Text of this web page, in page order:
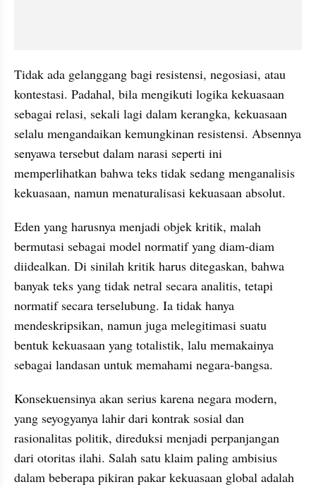
Tidak ada gelanggang bagi resistensi, negosiasi, atau
kontestasi. Padahal, bila mengikuti logika kekuasaan
sebagai relasi, sekali lagi dalam kerangka, kekuasaan
selalu mengandaikan kemungkinan resistensi. Absennya
senyawa tersebut dalam narasi seperti ini
memperlihatkan bahwa teks tidak sedang menganalisis
kekuasaan, namun menaturalisasi kekuasaan absolut.
Eden yang harusnya menjadi objek kritik, malah
bermutasi sebagai model normatif yang diam-diam
diidealkan. Di sinilah kritik harus ditegaskan, bahwa
banyak teks yang tidak netral secara analitis, tetapi
normatif secara terselubung. Ia tidak hanya
mendeskripsikan, namun juga melegitimasi suatu
bentuk kekuasaan yang totalistik, lalu memakainya
sebagai landasan untuk memahami negara-bangsa.
Konsekuensinya akan serius karena negara modern,
yang seyogyanya lahir dari kontrak sosial dan
rasionalitas politik, direduksi menjadi perpanjangan
dari otoritas ilahi. Salah satu klaim paling ambisius
dalam beberapa pikiran pakar kekuasaan global adalah